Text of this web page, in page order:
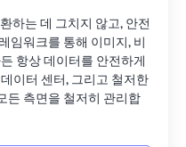
하는 데 그치지 않고, 안전
임워크를 통해 이미지, 비
항상 데이터를 안전하게
이터 센터, 그리고 철저한
든 측면을 철저히 관리합